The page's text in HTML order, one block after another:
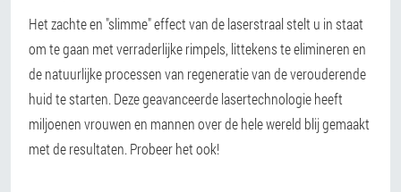
Het zachte en "slimme" effect van de laserstraal stelt u in staat
om te gaan met verraderlijke rimpels, littekens te elimineren en
de natuurlijke processen van regeneratie van de verouderende
huid te starten. Deze geavanceerde lasertechnologie heeft
miljoenen vrouwen en mannen over de hele wereld blij gemaakt
met de resultaten. Probeer het ook!